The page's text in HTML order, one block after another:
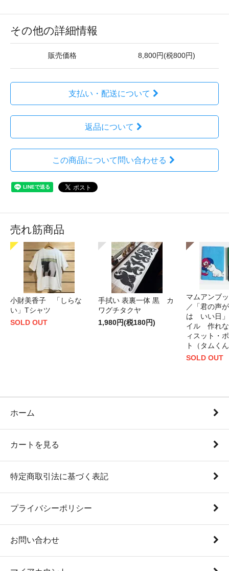
その他の詳細情報
販売価格 8,800円(税800円)
支払い・配送について
返品について
この商品について問い合わせる
売れ筋商品
小財美香子 「しらな
い」Tシャツ
SOLD OUT
手拭い 表裏一体 黒 カ
ワグチタクヤ
1,980円(税180円)
マムアンブ
／「君の声
は いい日」
イル 作れ
ィスット・
ト（タムく
SOLD OUT
ホーム
カートを見る
特定商取引法に基づく表記
プライバシーポリシー
お問い合わせ